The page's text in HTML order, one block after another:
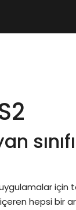
için
hepsi bir